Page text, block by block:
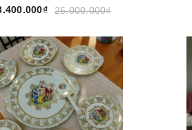
26.000.000₫